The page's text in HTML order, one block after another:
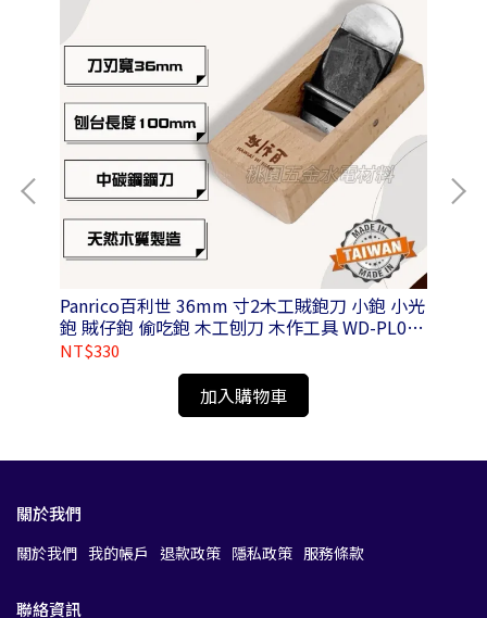
Panrico百利世 36mm 寸2木工賊鉋刀 小鉋 小光
鉋 賊仔鉋 偷吃鉋 木工刨刀 木作工具 WD-PL01-
N036100
NT$330
加入購物車
關於我們
關於我們 我的帳戶 退款政策 隱私政策 服務條款
聯絡資訊